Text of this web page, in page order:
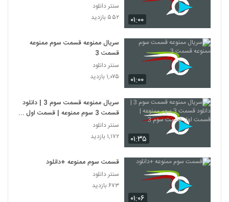
۰۱:۰۰
سنتر دانلود
۵۵۲ بازدید
۰۱:۰۰
سریال ممنوعه قسمت سوم ممنوعه
قسمت 3
سنتر دانلود
۱,۰۷۵ بازدید
۰۱:۳۵
سریال ممنوعه قسمت سوم 3 | دانلود
قسمت 3 سوم ممنوعه | قسمت اول
قسمت سوم 3
سنتر دانلود
۱,۱۷۲ بازدید
۰۱:۰۶
قسمت سوم ممنوعه +دانلود
سنتر دانلود
۶۷۳ بازدید